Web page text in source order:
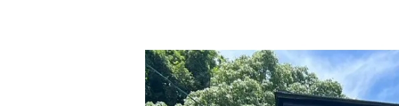
水回り(キッチン・トイレ・バス) 内装・改装